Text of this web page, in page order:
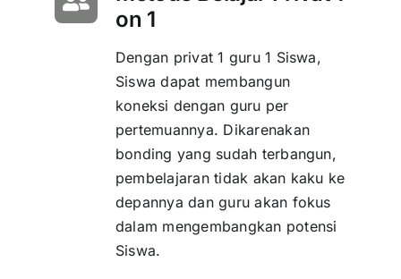
on 1
Dengan privat 1 guru 1 Siswa,
Siswa dapat membangun
koneksi dengan guru per
pertemuannya. Dikarenakan
bonding yang sudah terbangun,
pembelajaran tidak akan kaku ke
depannya dan guru akan fokus
dalam mengembangkan potensi
Siswa.